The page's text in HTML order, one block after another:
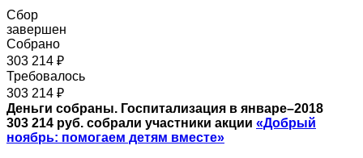
Сбор
завершен
Собрано
303 214 ₽
Требовалось
303 214 ₽
Деньги собраны. Госпитализация в январе–2018
303 214 руб. собрали участники акции «Добрый
ноябрь: помогаем детям вместе»